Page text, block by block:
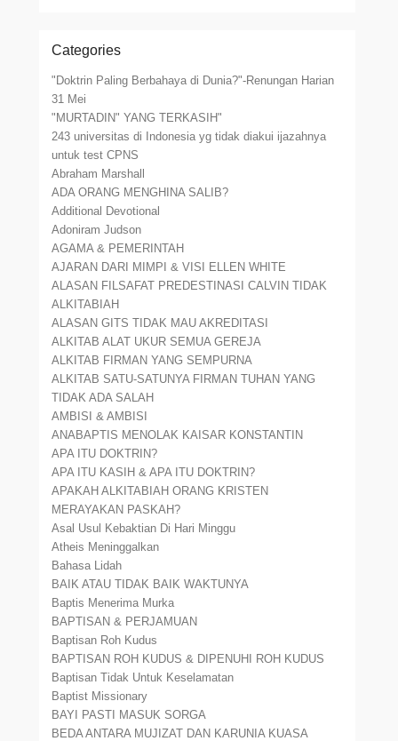
Categories
"Doktrin Paling Berbahaya di Dunia?"-Renungan Harian
31 Mei
"MURTADIN" YANG TERKASIH"
243 universitas di Indonesia yg tidak diakui ijazahnya
untuk test CPNS
Abraham Marshall
ADA ORANG MENGHINA SALIB?
Additional Devotional
Adoniram Judson
AGAMA & PEMERINTAH
AJARAN DARI MIMPI & VISI ELLEN WHITE
ALASAN FILSAFAT PREDESTINASI CALVIN TIDAK
ALKITABIAH
ALASAN GITS TIDAK MAU AKREDITASI
ALKITAB ALAT UKUR SEMUA GEREJA
ALKITAB FIRMAN YANG SEMPURNA
ALKITAB SATU-SATUNYA FIRMAN TUHAN YANG
TIDAK ADA SALAH
AMBISI & AMBISI
ANABAPTIS MENOLAK KAISAR KONSTANTIN
APA ITU DOKTRIN?
APA ITU KASIH & APA ITU DOKTRIN?
APAKAH ALKITABIAH ORANG KRISTEN
MERAYAKAN PASKAH?
Asal Usul Kebaktian Di Hari Minggu
Atheis Meninggalkan
Bahasa Lidah
BAIK ATAU TIDAK BAIK WAKTUNYA
Baptis Menerima Murka
BAPTISAN & PERJAMUAN
Baptisan Roh Kudus
BAPTISAN ROH KUDUS & DIPENUHI ROH KUDUS
Baptisan Tidak Untuk Keselamatan
Baptist Missionary
BAYI PASTI MASUK SORGA
BEDA ANTARA MUJIZAT DAN KARUNIA KUASA